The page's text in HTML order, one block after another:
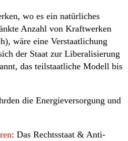
wo es ein natürliches
Anzahl von Kraftwerken
wäre eine Verstaatlichung
der Staat zur Liberalisierung
das teilstaatliche Modell bis
die Energieversorgung und
: Das Rechtsstaat & Anti-